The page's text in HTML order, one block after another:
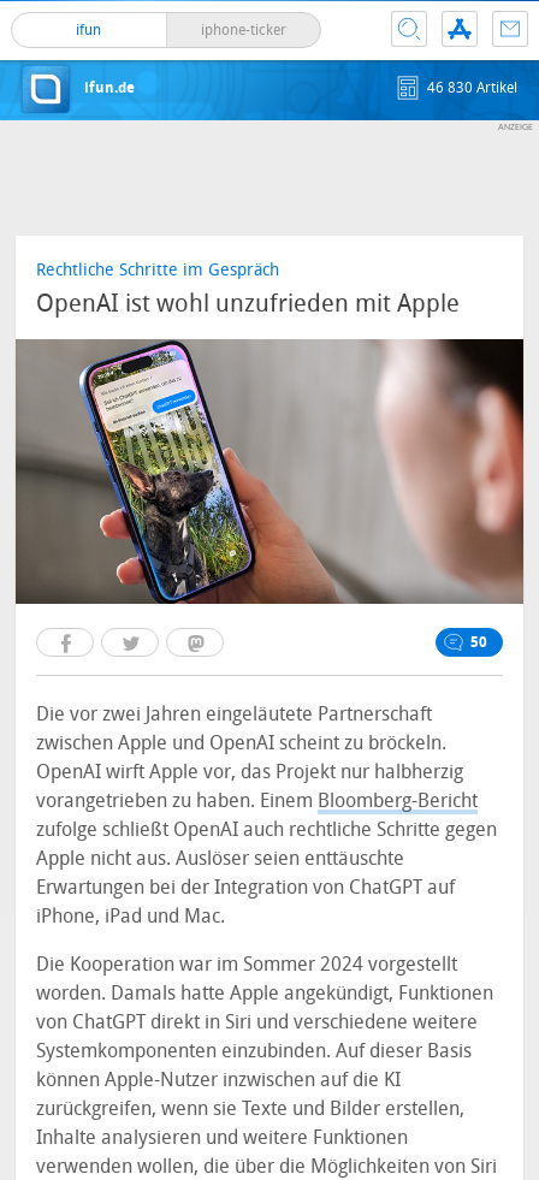
ifun iphone-ticker
ifun.de 46 830 Artikel
Rechtliche Schritte im Gespräch
OpenAI ist wohl unzufrieden mit Apple
50
Die vor zwei Jahren eingeläutete Partnerschaft
zwischen Apple und OpenAI scheint zu bröckeln.
OpenAI wirft Apple vor, das Projekt nur halbherzig
vorangetrieben zu haben. Einem Bloomberg-Bericht
zufolge schließt OpenAI auch rechtliche Schritte gegen
Apple nicht aus. Auslöser seien enttäuschte
Erwartungen bei der Integration von ChatGPT auf
iPhone, iPad und Mac.
Die Kooperation war im Sommer 2024 vorgestellt
worden. Damals hatte Apple angekündigt, Funktionen
von ChatGPT direkt in Siri und verschiedene weitere
Systemkomponenten einzubinden. Auf dieser Basis
können Apple-Nutzer inzwischen auf die KI
zurückgreifen, wenn sie Texte und Bilder erstellen,
Inhalte analysieren und weitere Funktionen
verwenden wollen, die über die Möglichkeiten von Siri